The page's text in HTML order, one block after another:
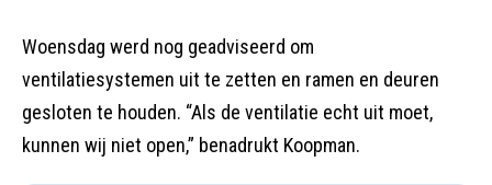
Woensdag werd nog geadviseerd om
ventilatiesystemen uit te zetten en ramen en deuren
gesloten te houden. “Als de ventilatie echt uit moet,
kunnen wij niet open,” benadrukt Koopman.